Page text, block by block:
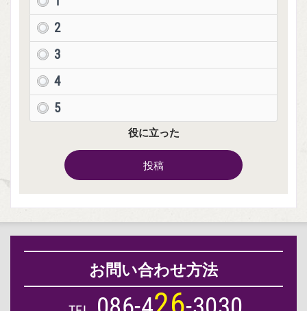
2
3
4
5
役に立った
投稿
お問い合わせ方法